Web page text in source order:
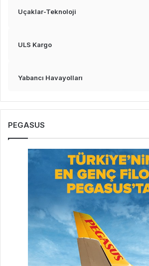
Uçaklar-Teknoloji
ULS Kargo
Yabancı Havayolları
PEGASUS